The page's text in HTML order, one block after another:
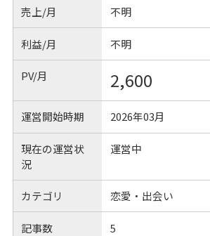
売上/月 不明
利益/月 不明
PV/月 2,600
運営開始時期 2026年03月
現在の運営状
況
運営中
カテゴリ 恋愛・出会い
記事数 5